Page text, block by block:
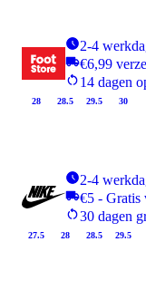
2-4
€6,99
14 dagen
28 28.5 29.5 30
2-4
€5 - Gratis
30 dagen
27.5 28 28.5 29.5